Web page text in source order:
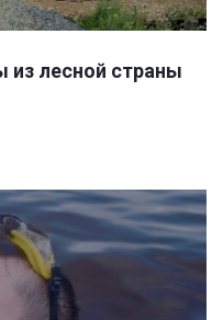
из лесной страны